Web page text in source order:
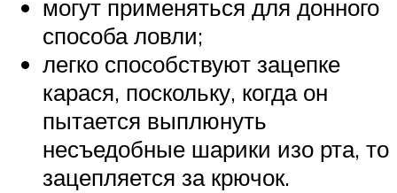
могут применяться для донного
способа ловли;
легко способствуют зацепке
карася, поскольку, когда он
пытается выплюнуть
несъедобные шарики изо рта, то
зацепляется за крючок.